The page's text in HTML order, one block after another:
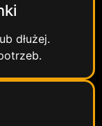
dłużej.